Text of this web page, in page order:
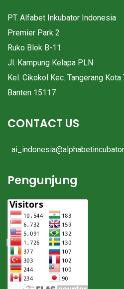
PT. Alfabet Inkubator Indonesia
Premier Park 2
Ruko Blok B-11
Jl. Kampung Kelapa PLN
Kel. Cikokol Kec. Tangerang Kota
Banten 15117
CONTACT US
Pengunjung